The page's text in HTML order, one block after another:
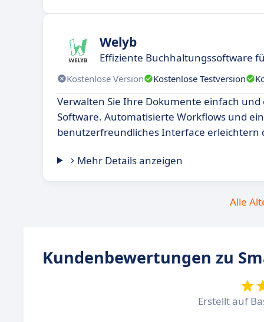
Welyb
Effiziente Buchhaltungssoftware
Kostenlose Version Kostenlose Testversion
Verwalten Sie Ihre Dokumente einfach
Software. Automatisierte Workflows und ein
benutzerfreundliches Interface erleichtern
Mehr Details anzeigen
Alle
Kundenbewertungen zu
Erstellt auf